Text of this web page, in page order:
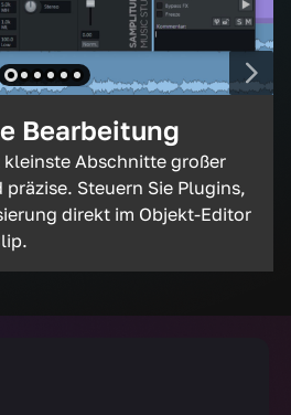
Bearbeitung
kleinste Abschnitte großer
Steuern Sie Plugins,
direkt im Objekt-Editor